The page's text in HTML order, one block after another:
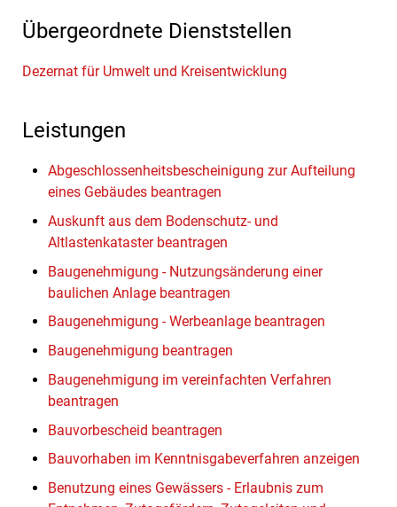
Übergeordnete Dienststellen
Dezernat für Umwelt und Kreisentwicklung
Leistungen
Abgeschlossenheitsbescheinigung zur Aufteilung
eines Gebäudes beantragen
Auskunft aus dem Bodenschutz- und
Altlastenkataster beantragen
Baugenehmigung - Nutzungsänderung einer
baulichen Anlage beantragen
Baugenehmigung - Werbeanlage beantragen
Baugenehmigung beantragen
Baugenehmigung im vereinfachten Verfahren
beantragen
Bauvorbescheid beantragen
Bauvorhaben im Kenntnisgabeverfahren anzeigen
Benutzung eines Gewässers - Erlaubnis zum